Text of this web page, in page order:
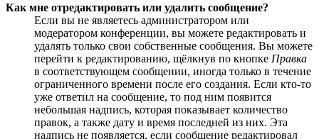
Как мне отредактировать или удалить сообщение?
Если вы не являетесь администратором или
модератором конференции, вы можете редактировать и
удалять только свои собственные сообщения. Вы можете
перейти к редактированию, щёлкнув по кнопке Правка
в соответствующем сообщении, иногда только в течение
ограниченного времени после его создания. Если кто-то
уже ответил на сообщение, то под ним появится
небольшая надпись, которая показывает количество
правок, а также дату и время последней из них. Эта
надпись не появляется, если сообщение редактировал